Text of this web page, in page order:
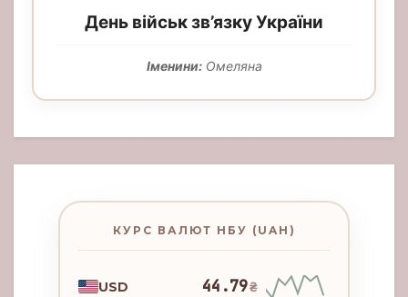
День військ зв’язку України
Іменини:Омеляна
КУРС ВАЛЮТ НБУ (UAH)
USD 44.79₴